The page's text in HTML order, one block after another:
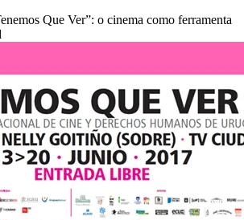
Que Ver”: o cinema como ferramenta